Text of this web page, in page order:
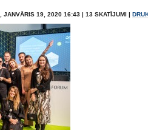
, JANVĀRIS 19, 2020 16:43 | 13 SKATĪJUMI |